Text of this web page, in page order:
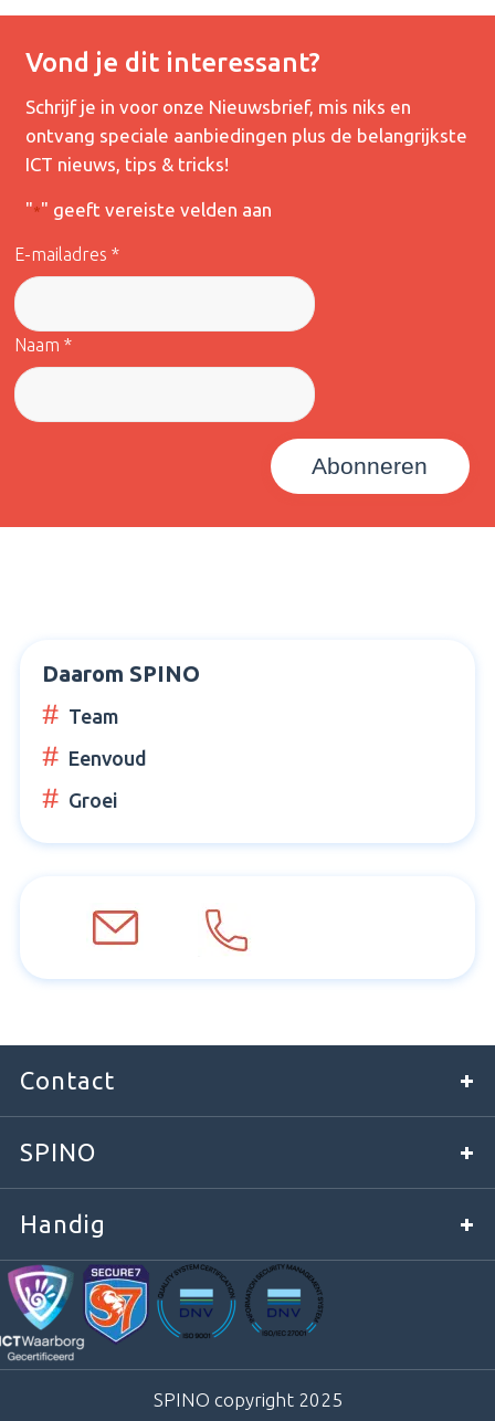
Vond je dit interessant?
Schrijf je in voor onze Nieuwsbrief, mis niks en
ontvang speciale aanbiedingen plus de belangrijkste
ICT nieuws, tips & tricks!
"*" geeft vereiste velden aan
E-mailadres *
Naam *
Daarom SPINO
Team
Eenvoud
Groei
Contact
SPINO
Handig
SPINO copyright 2025